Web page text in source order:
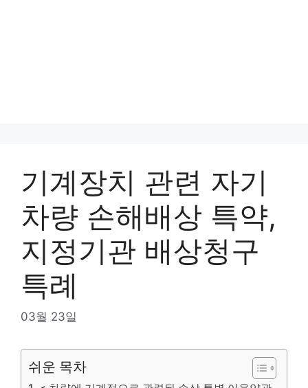
기계장치 관련 자기
차량 손해배상 특약,
지정기관 배상청구
특례
03월 23일
쉬운 목차